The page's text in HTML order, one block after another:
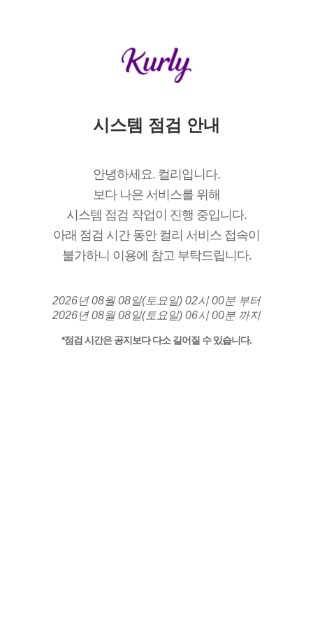
시스템 점검 안내
안녕하세요. 컬리입니다.
보다 나은 서비스를 위해
시스템 점검 작업이 진행 중입니다.
아래 점검 시간 동안 컬리 서비스 접속이
불가하니 이용에 참고 부탁드립니다.
2026년 08월 08일(토요일) 02시 00분 부터
2026년 08월 08일(토요일) 06시 00분 까지
*점검 시간은 공지보다 다소 길어질 수 있습니다.